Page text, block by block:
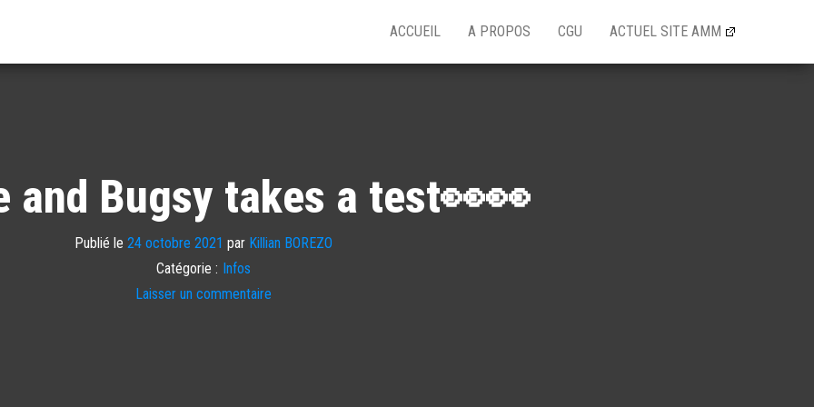
ACCUEIL A PROPOS CGU ACTUEL SITE AMM
and Bugsy takes a test👀👀
Publié le 24 octobre 2021 par Killian BOREZO
Catégorie : Infos
Laisser un commentaire